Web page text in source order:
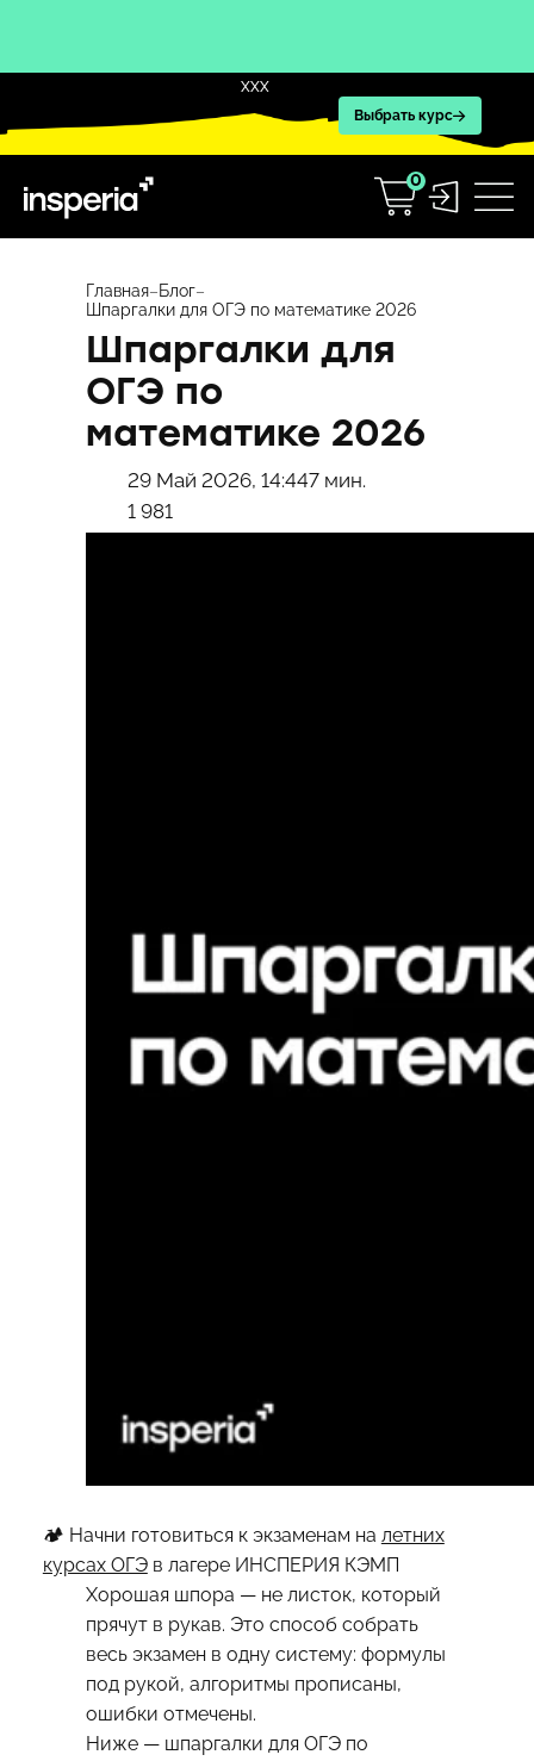
содержимому
XXX
Выбрать курс
0
Главная–Блог–
Шпаргалки для ОГЭ по математике 2026
Шпаргалки для
ОГЭ по
математике 2026
29 Май 2026, 14:447 мин.
1 981
🏕 Начни готовиться к экзаменам на летних
курсах ОГЭв лагере ИНСПЕРИЯ КЭМП
Хорошая шпора — не листок, который
прячут в рукав. Это способ собрать
весь экзамен в одну систему: формулы
под рукой, алгоритмы прописаны,
ошибки отмечены.
Ниже — шпаргалки для ОГЭ по